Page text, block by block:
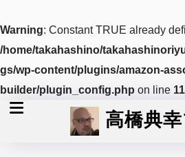
Warning: Constant TRUE already
/home/takahashino/
gs/wp-content/plugins/amazon-
builder/plugin_config.php on line
高橋典